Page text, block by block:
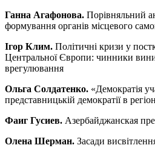
Ганна Агафонова. Порівняльний
формування органів місцевого
Ігор Клим. Політичні кризи у
Центральної Європи: чинники
врегулювання
Ольга Солдатенко. «Демократія
представницькій демократії в
Фаиг Гусиев. Азербайджанская
Олена Шерман. Засади